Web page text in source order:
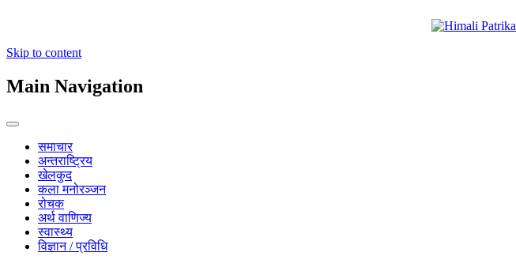
Skip to content
Main Navigation
समाचार
अन्तराष्ट्रिय
खेलकुद
कला मनोरञ्जन
रोचक
अर्थ वाणिज्य
स्वास्थ्य
विज्ञान / प्रविधि